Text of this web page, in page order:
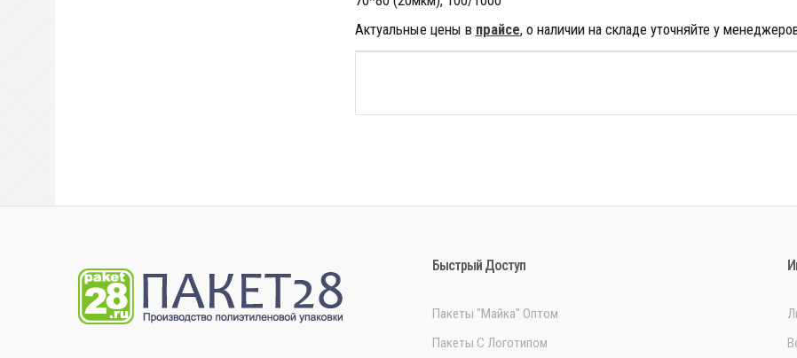
Актуальные цены в прайсе, о наличии на складе уточняйте у
Быстрый Доступ
Пакеты "Майка" Оптом
Пакеты С Логотипом